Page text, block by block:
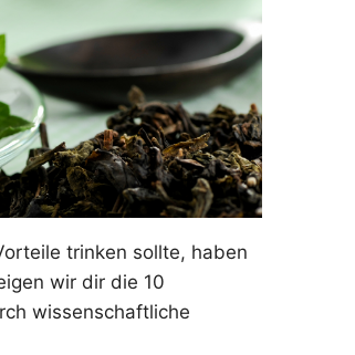
trinken sollte, haben
wir dir die 10
wissenschaftliche